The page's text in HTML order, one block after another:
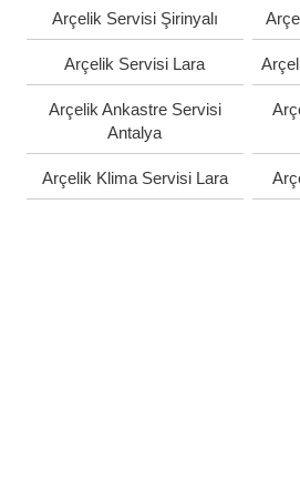
Arçelik Servisi Şirinyalı
Arçelik Servisi Lara
Arçelik Ankastre Servisi
Antalya
Arçelik Klima Servisi Lara